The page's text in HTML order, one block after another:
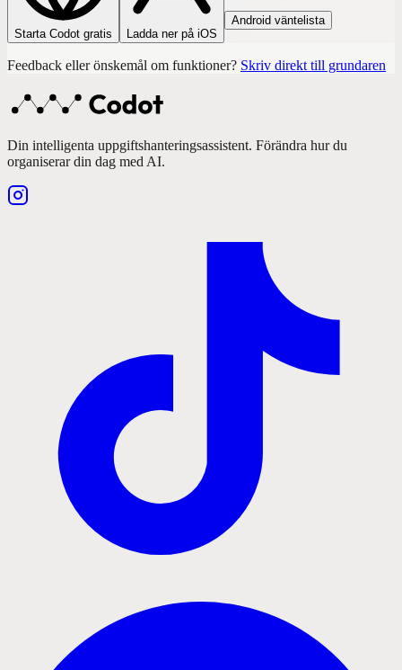
Starta Codot gratis Ladda ner på iOS
Android väntelista
Feedback eller önskemål om funktioner? Skriv direkt till grundaren
Din intelligenta uppgiftshanteringsassistent. Förändra hur du
organiserar din dag med AI.